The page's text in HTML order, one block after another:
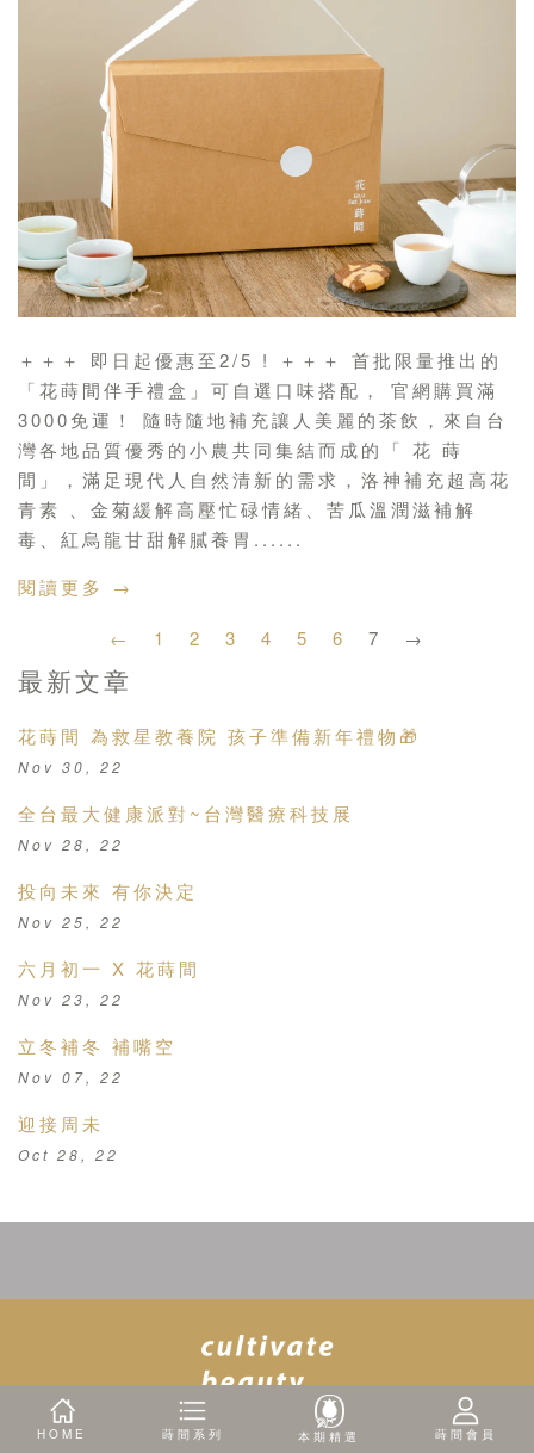
＋＋＋ 即日起優惠至2/5 ! ＋＋＋ 首批限量推出的
「花蒔間伴手禮盒」可自選口味搭配， 官網購買滿
3000免運！ 隨時隨地補充讓人美麗的茶飲，來自台
灣各地品質優秀的小農共同集結而成的「 花 蒔
間」，滿足現代人自然清新的需求，洛神補充超高花
青素 、金菊緩解高壓忙碌情緒、苦瓜溫潤滋補解
毒、紅烏龍甘甜解膩養胃......
閱讀更多 →
← 1 2 3 4 5 6 7 →
最新文章
花蒔間 為救星教養院 孩子準備新年禮物🎁
Nov 30, 22
全台最大健康派對~台灣醫療科技展
Nov 28, 22
投向未來 有你決定
Nov 25, 22
六月初一 X 花蒔間
Nov 23, 22
立冬補冬 補嘴空
Nov 07, 22
迎接周未
Oct 28, 22
HOME 蒔間系列 本期精選 蒔間會員